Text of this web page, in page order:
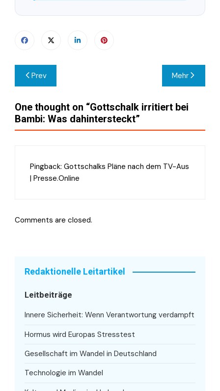
Beitragsnavigation
Prev Mehr
One thought on “Gottschalk irritiert bei
Bambi: Was dahintersteckt”
Pingback: Gottschalks Pläne nach dem TV-Aus
| Presse.Online
Comments are closed.
Redaktionelle Leitartikel
Leitbeiträge
Innere Sicherheit: Wenn Verantwortung verdampft
Hormus wird Europas Stresstest
Gesellschaft im Wandel in Deutschland
Technologie im Wandel